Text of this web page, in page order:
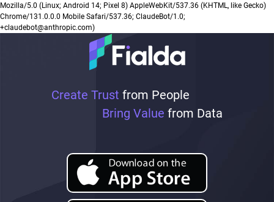
Create Trust from People
Bring Value from Data
Mozilla/5.0 (Linux; Android 14; Pixel 8) AppleWebKit/537.36 (KHTML, like Gecko)
Chrome/131.0.0.0 Mobile Safari/537.36; ClaudeBot/1.0;
+claudebot@anthropic.com)